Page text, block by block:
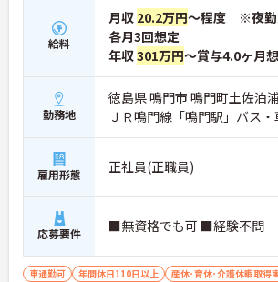
■ 通勤しやすい勤務環境
通勤面にも配慮された職場です
・マイカー通勤可
・駐車場あり
・鳴門駅から車10分
→ ご自身に合った通勤方法を選べます♪
給料
月収 20.2万円～程度 ※夜勤
各月3回想定
年収301万円～賞与4.0ヶ月
勤務地
徳島県 鳴門市 鳴門町土佐泊
ＪＲ鳴門線「鳴門駅」バス
雇用形態 正社員(正職員)
応募要件 ■無資格でも可 ■経験不問
車通勤可 年間休日110日以上
産休･育休･介護休暇取得